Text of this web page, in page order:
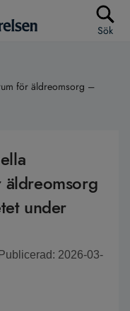
Sök
för äldreomsorg –
äldreomsorg
under
Publicerad: 2026-03-